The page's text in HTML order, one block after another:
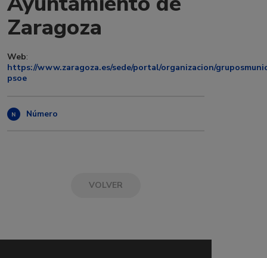
Zaragoza
Web:
https://www.zaragoza.es/sede/portal/organizacion/
psoe
Número
VOLVER